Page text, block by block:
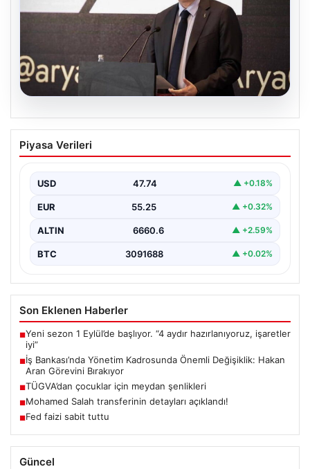
İş Bankası’nda Yönetim Kadrosunda
Önemli Değişiklik: Hakan Aran Görevini
Türkiye’nin köklü finans kuruluşlarından İş Bankası’nda
Genel…
Piyasa Verileri
USD 47.74 ▲ +0.18%
EUR 55.25 ▲ +0.32%
ALTIN 6660.6 ▲ +2.59%
BTC 3091688 ▲ +0.02%
Son Eklenen Haberler
■Yeni sezon 1 Eylül’de başlıyor. “4 aydır hazırlanıyoruz, işaretler
iyi”
■İş Bankası’nda Yönetim Kadrosunda Önemli Değişiklik: Hakan
Aran Görevini Bırakıyor
■TÜGVA’dan çocuklar için meydan şenlikleri
■Mohamed Salah transferinin detayları açıklandı!
■Fed faizi sabit tuttu
Güncel